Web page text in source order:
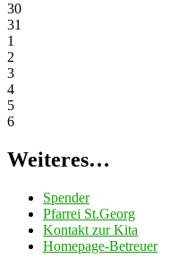
30
31
1
2
3
4
5
6
Weiteres…
Spender
Pfarrei St.Georg
Kontakt zur Kita
Homepage-Betreuer